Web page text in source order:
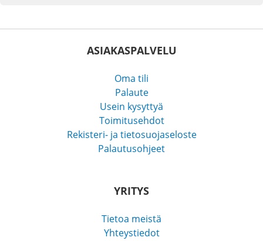
ASIAKASPALVELU
Oma tili
Palaute
Usein kysyttyä
Toimitusehdot
Rekisteri- ja tietosuojaseloste
Palautusohjeet
YRITYS
Tietoa meistä
Yhteystiedot